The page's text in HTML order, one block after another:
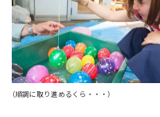
（順調に取り進めるくら・・・）